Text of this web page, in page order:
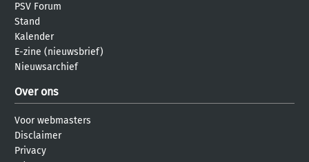
PSV Forum
Stand
Kalender
E-zine (nieuwsbrief)
Nieuwsarchief
Over ons
Voor webmasters
Disclaimer
Privacy